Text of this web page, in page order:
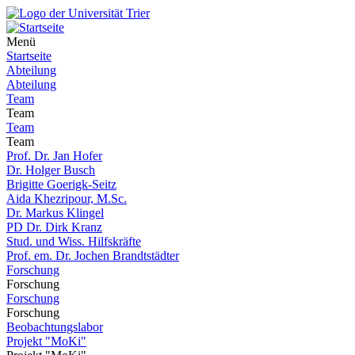
Menü
Startseite
Abteilung
Abteilung
Team
Team
Team
Team
Prof. Dr. Jan Hofer
Dr. Holger Busch
Brigitte Goerigk-Seitz
Aida Khezripour, M.Sc.
Dr. Markus Klingel
PD Dr. Dirk Kranz
Stud. und Wiss. Hilfskräfte
Prof. em. Dr. Jochen Brandtstädter
Forschung
Forschung
Forschung
Forschung
Beobachtungslabor
Projekt "MoKi"